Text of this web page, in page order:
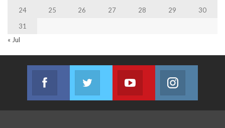
24
25 26 27 28 29
30
31
« Jul
Facebook
Join us on Facebook
Twitter
Join us on Twitter
Youtube
Join us on Youtube